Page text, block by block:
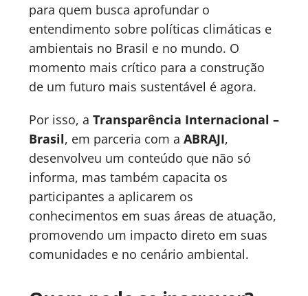
para quem busca aprofundar o
entendimento sobre políticas climáticas e
ambientais no Brasil e no mundo. O
momento mais crítico para a construção
de um futuro mais sustentável é agora.
Por isso, a Transparência Internacional –
Brasil, em parceria com a ABRAJI,
desenvolveu um conteúdo que não só
informa, mas também capacita os
participantes a aplicarem os
conhecimentos em suas áreas de atuação,
promovendo um impacto direto em suas
comunidades e no cenário ambiental.